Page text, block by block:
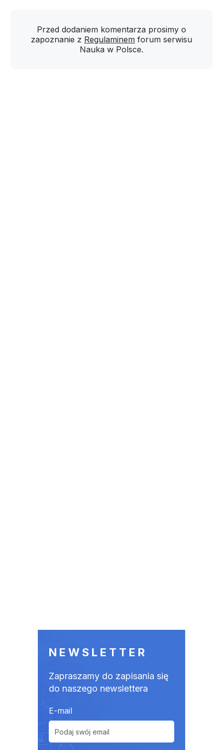
Przed dodaniem komentarza prosimy o
zapoznanie z Regulaminem forum serwisu
Nauka w Polsce.
NEWSLETTER
Zapraszamy do zapisania się
do naszego newslettera
E-mail